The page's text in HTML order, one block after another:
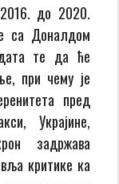
до 2020.
са Доналдом
те да ће
при чему је
пред
Украјине,
задржава
критике ка